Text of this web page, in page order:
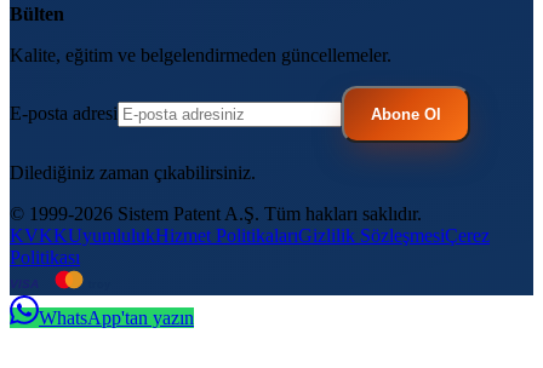
Bülten
Kalite, eğitim ve belgelendirmeden güncellemeler.
E-posta adresi Abone Ol
Dilediğiniz zaman çıkabilirsiniz.
© 1999-2026 Sistem Patent A.Ş. Tüm hakları saklıdır.
KVKKUyumlulukHizmet PolitikalarıGizlilik SözleşmesiÇerez
Politikası
WhatsApp'tan yazın